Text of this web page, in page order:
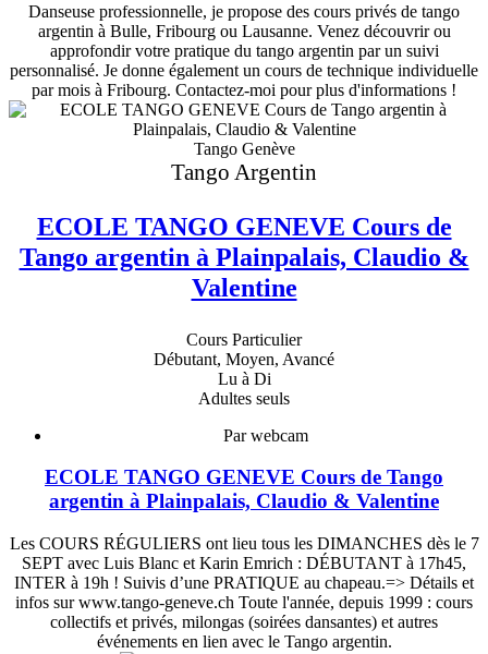
Danseuse professionnelle, je propose des cours privés de tango
argentin à Bulle, Fribourg ou Lausanne. Venez découvrir ou
approfondir votre pratique du tango argentin par un suivi
personnalisé. Je donne également un cours de technique individuelle
par mois à Fribourg. Contactez-moi pour plus d'informations !
Tango Genève
Tango Argentin
ECOLE TANGO GENEVE Cours de
Tango argentin à Plainpalais, Claudio &
Valentine
Cours Particulier
Débutant, Moyen, Avancé
Lu à Di
Adultes seuls
Par webcam
ECOLE TANGO GENEVE Cours de Tango
argentin à Plainpalais, Claudio & Valentine
Les COURS RÉGULIERS ont lieu tous les DIMANCHES dès le 7
SEPT avec Luis Blanc et Karin Emrich : DÉBUTANT à 17h45,
INTER à 19h ! Suivis d’une PRATIQUE au chapeau.=> Détails et
infos sur www.tango-geneve.ch Toute l'année, depuis 1999 : cours
collectifs et privés, milongas (soirées dansantes) et autres
événements en lien avec le Tango argentin.